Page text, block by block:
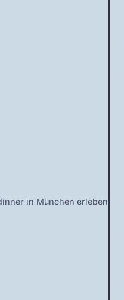
in München erleben